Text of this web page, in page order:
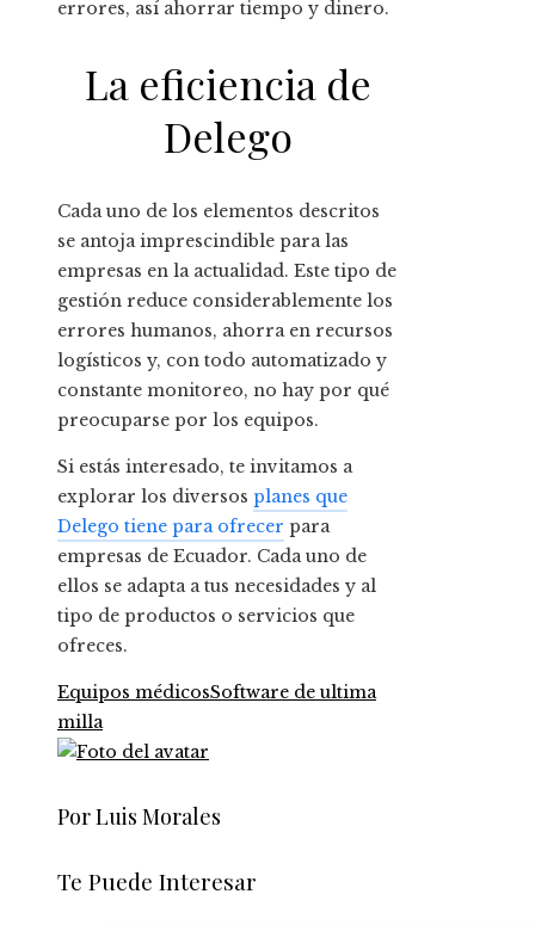
errores, así ahorrar tiempo y dinero.
La eficiencia de
Delego
Cada uno de los elementos descritos
se antoja imprescindible para las
empresas en la actualidad. Este tipo de
gestión reduce considerablemente los
errores humanos, ahorra en recursos
logísticos y, con todo automatizado y
constante monitoreo, no hay por qué
preocuparse por los equipos.
Si estás interesado, te invitamos a
explorar los diversos planes que
Delego tiene para ofrecer para
empresas de Ecuador. Cada uno de
ellos se adapta a tus necesidades y al
tipo de productos o servicios que
ofreces.
Equipos médicosSoftware de ultima
milla
Por Luis Morales
Te Puede Interesar